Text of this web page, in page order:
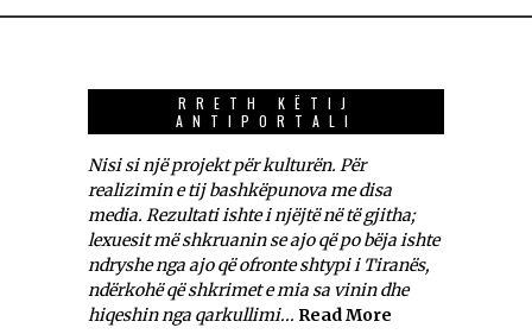
RRETH KËTIJ
ANTIPORTALI
Nisi si një projekt për kulturën. Për
realizimin e tij bashkëpunova me disa
media. Rezultati ishte i njëjtë në të gjitha;
lexuesit më shkruanin se ajo që po bëja ishte
ndryshe nga ajo që ofronte shtypi i Tiranës,
ndërkohë që shkrimet e mia sa vinin dhe
hiqeshin nga qarkullimi... Read More